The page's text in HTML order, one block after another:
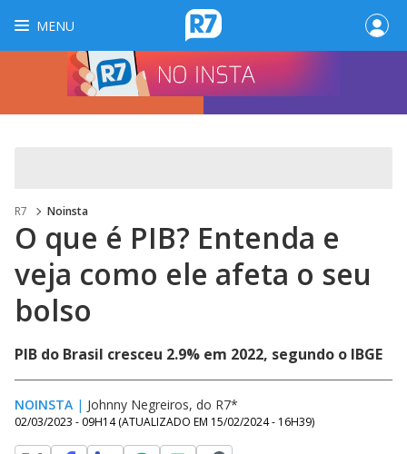
MENU
R7 Noinsta
O que é PIB? Entenda e
veja como ele afeta o seu
bolso
PIB do Brasil cresceu 2.9% em 2022, segundo o IBGE
NOINSTA | Johnny Negreiros, do R7*
02/03/2023 - 09H14 (ATUALIZADO EM 15/02/2024 - 16H39)